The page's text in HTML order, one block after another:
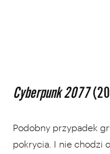
Cyberpunk 2077
Podobny przypadek
pokrycia. I nie chodzi